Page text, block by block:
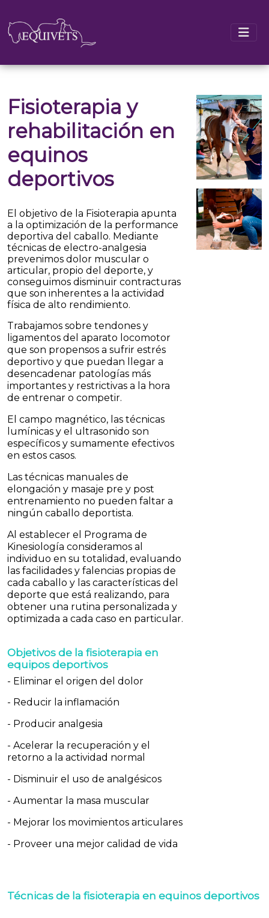
Fisioterapia y
rehabilitación en
equinos
deportivos
El objetivo de la Fisioterapia apunta
a la optimización de la performance
deportiva del caballo. Mediante
técnicas de electro-analgesia
prevenimos dolor muscular o
articular, propio del deporte, y
conseguimos disminuir contracturas
que son inherentes a la actividad
física de alto rendimiento.
Trabajamos sobre tendones y
ligamentos del aparato locomotor
que son propensos a sufrir estrés
deportivo y que puedan llegar a
desencadenar patologías más
importantes y restrictivas a la hora
de entrenar o competir.
El campo magnético, las técnicas
lumínicas y el ultrasonido son
específicos y sumamente efectivos
en estos casos.
Las técnicas manuales de
elongación y masaje pre y post
entrenamiento no pueden faltar a
ningún caballo deportista.
Al establecer el Programa de
Kinesiología consideramos al
individuo en su totalidad, evaluando
las facilidades y falencias propias de
cada caballo y las características del
deporte que está realizando, para
obtener una rutina personalizada y
optimizada a cada caso en particular.
Objetivos de la fisioterapia en
equipos deportivos
- Eliminar el origen del dolor
- Reducir la inflamación
- Producir analgesia
- Acelerar la recuperación y el
retorno a la actividad normal
- Disminuir el uso de analgésicos
- Aumentar la masa muscular
- Mejorar los movimientos articulares
- Proveer una mejor calidad de vida
Técnicas de la fisioterapia en equinos deportivos